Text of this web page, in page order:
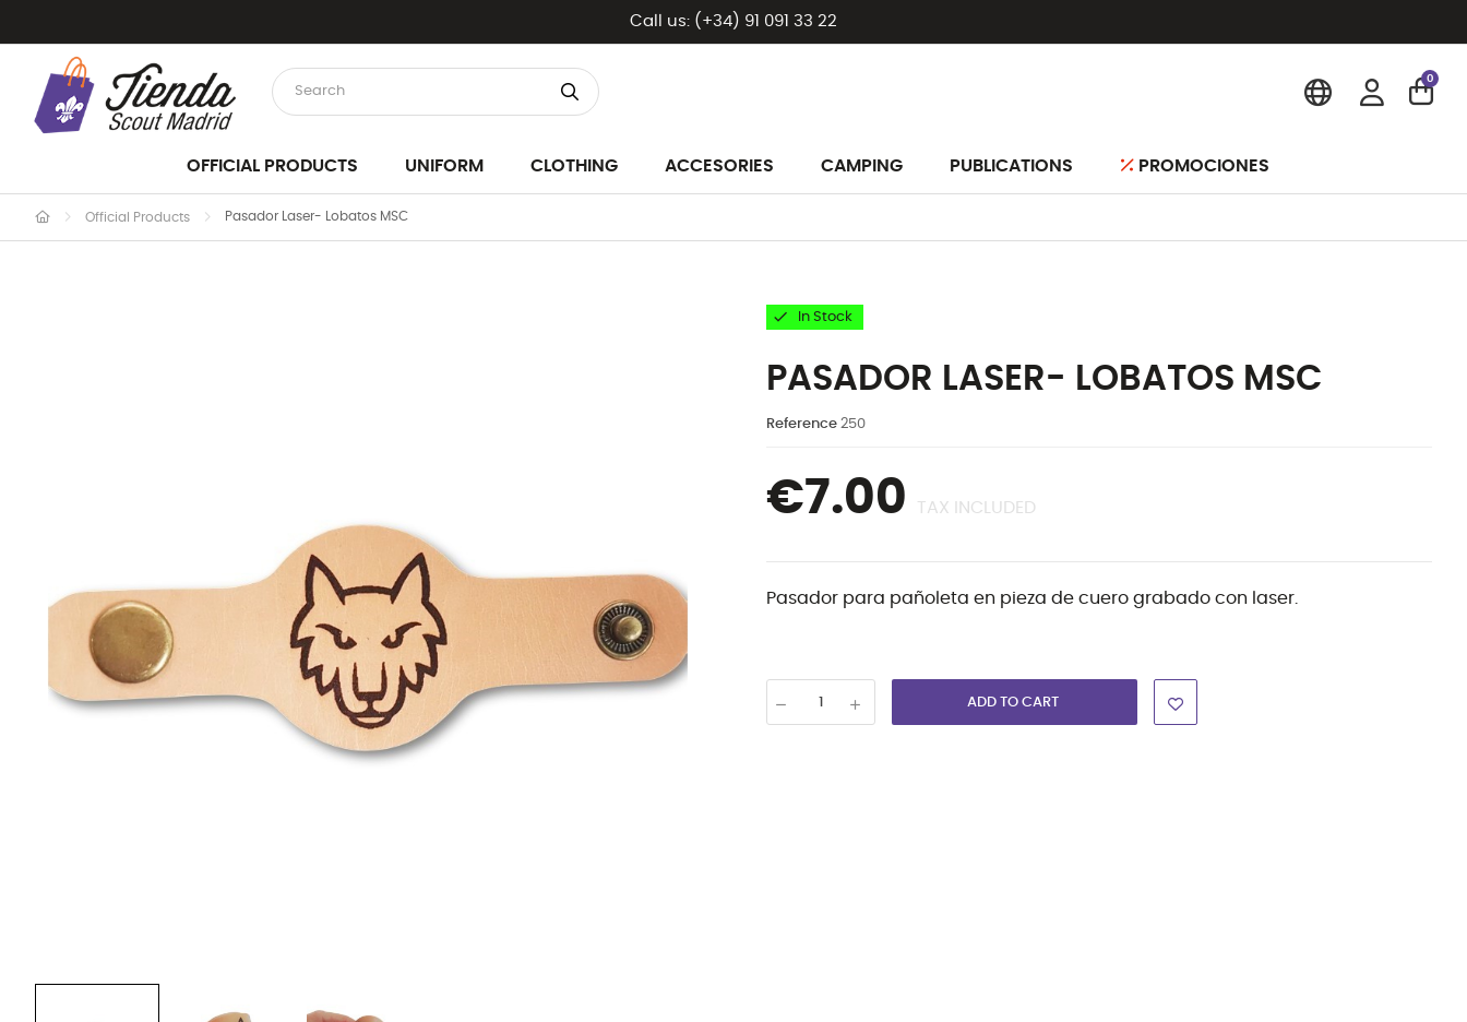
Call us: (+34) 91 091 33 22
0
OFFICIAL PRODUCTS UNIFORM CLOTHING ACCESORIES CAMPING PUBLICATIONS PROMOCIONES
Official Products Pasador Laser- Lobatos MSC
 In Stock
PASADOR LASER- LOBATOS MSC
Reference 250
€7.00 TAX INCLUDED
Pasador para pañoleta en pieza de cuero grabado con laser.
ADD TO CART